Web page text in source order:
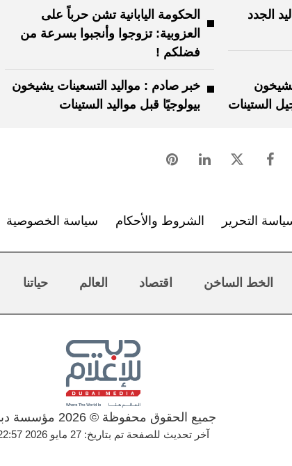
الجدد
الحكومة اليابانية تشن حرباً على
العزوبية: تزوجوا وأنجبوا بسرعة من
فضلكم !
الستينات
خبر صادم : مواليد التسعينات يشيخون
بيولوجيًا قبل مواليد الستينات
التحرير الشروط والأحكام سياسة الخصوصية
الخط الساخن اقتصاد العالم حياتنا
جميع الحقوق محفوظة © 2026 مؤسسة دبي
آخر تحديث للصفحة تم بتاريخ: 27 مايو 2026 22:57